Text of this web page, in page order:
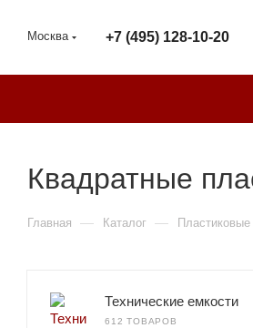
Москва +7 (495) 128-10-20
Квадратные
Главная — Каталог —
Технические емкости
612 ТОВАРОВ